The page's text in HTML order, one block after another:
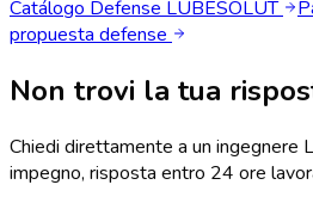
Catálogo Defense LUBESOLUT
propuesta defense
Non trovi la tua
Chiedi direttamente a un ingegnere
impegno, risposta entro 24 ore